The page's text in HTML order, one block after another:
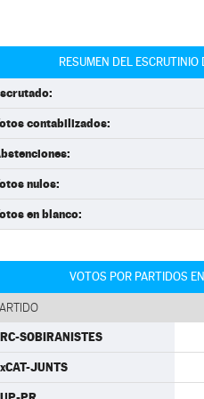
RESUMEN DEL
contabilizados:
nulos:
en blanco:
VOTOS POR PARTIDOS
SOBIRANISTES
JUNTS